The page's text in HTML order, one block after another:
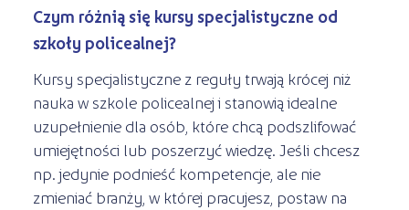
Czym różnią się kursy specjalistyczne od
szkoły policealnej?
Kursy specjalistyczne z reguły trwają krócej niż
nauka w szkole policealnej i stanowią idealne
uzupełnienie dla osób, które chcą podszlifować
umiejętności lub poszerzyć wiedzę. Jeśli chcesz
np. jedynie podnieść kompetencje, ale nie
zmieniać branży, w której pracujesz, postaw na